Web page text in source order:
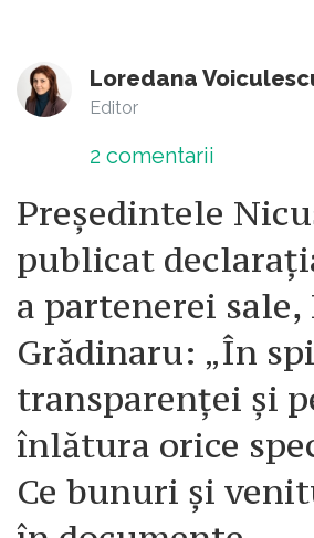
Loredana
Editor
2 comentarii
Președintele
publicat
a partenerei
Grădinaru: „În
transparenței și
înlătura orice
Ce bunuri și